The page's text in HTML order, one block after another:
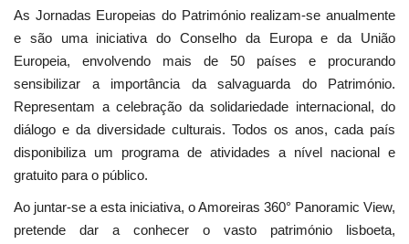
As Jornadas Europeias do Património realizam-se anualmente
e são uma iniciativa do Conselho da Europa e da União
Europeia, envolvendo mais de 50 países e procurando
sensibilizar a importância da salvaguarda do Património.
Representam a celebração da solidariedade internacional, do
diálogo e da diversidade culturais. Todos os anos, cada país
disponibiliza um programa de atividades a nível nacional e
gratuito para o público.
Ao juntar-se a esta iniciativa, o Amoreiras 360° Panoramic View,
pretende dar a conhecer o vasto património lisboeta,